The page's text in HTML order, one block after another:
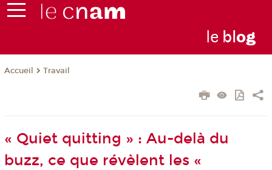
le blog
Accueil Travail
« Quiet quitting » : Au-delà du
buzz, ce que révèlent les «